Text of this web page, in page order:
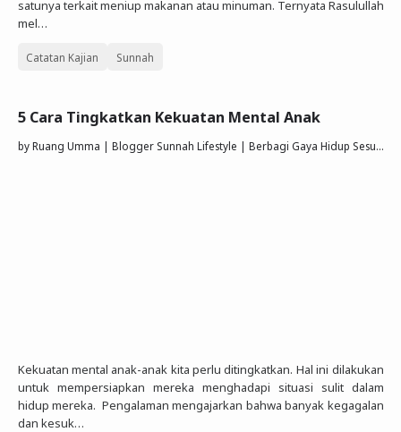
satunya terkait meniup makanan atau minuman. Ternyata Rasulullah
mel…
Catatan Kajian Sunnah
5 Cara Tingkatkan Kekuatan Mental Anak
byRuang Umma | Blogger Sunnah Lifestyle | Berbagi Gaya Hidup Sesuai Quran Sunnah
Kekuatan mental anak-anak kita perlu ditingkatkan. Hal ini dilakukan
untuk mempersiapkan mereka menghadapi situasi sulit dalam
hidup mereka. Pengalaman mengajarkan bahwa banyak kegagalan
dan kesuk…